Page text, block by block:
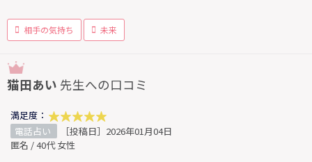
相手の気持ち 未来
猫田あい 先生への口コミ
満足度：
電話占い
［投稿日］2026年01月04日
匿名 / 40代 女性